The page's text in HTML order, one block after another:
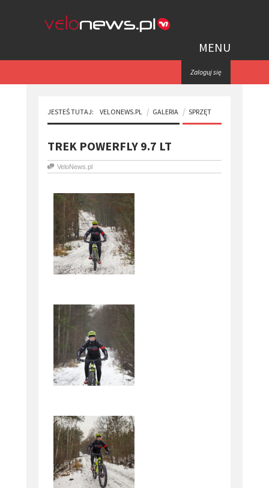
MENU
Zaloguj się
JESTEŚ TUTAJ: VELONEWS.PL GALERIA SPRZĘT
TREK POWERFLY 9.7 LT
VeloNews.pl